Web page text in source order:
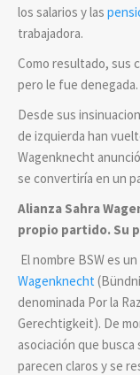
los salarios y las
trabajadora.
Como resultado, sus
pero le fue denegada.
Desde sus
de izquierda han
Wagenknecht
se convertiría en un
Alianza Sahra
propio partido. Su
El nombre BSW es
Wagenknecht
denominada Por la
Gerechtigkeit). De
asociación que
parecen claros y se